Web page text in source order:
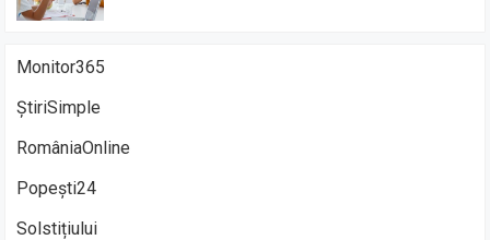
Monitor365
ȘtiriSimple
RomâniaOnline
Popești24
Solstițiului